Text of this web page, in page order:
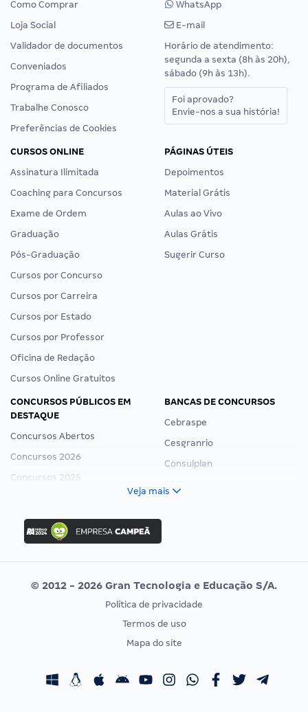
Como Comprar
Loja Social
Validador de documentos
Conveniados
Programa de Afiliados
Trabalhe Conosco
Preferências de Cookies
WhatsApp
E-mail
Horário de atendimento:
segunda a sexta (8h às 20h),
sábado (9h às 13h).
Foi aprovado?
Envie-nos a sua história!
CURSOS ONLINE
Assinatura Ilimitada
Coaching para Concursos
Exame de Ordem
Graduação
Pós-Graduação
Cursos por Concurso
Cursos por Carreira
Cursos por Estado
Cursos por Professor
Oficina de Redação
Cursos Online Gratuitos
PÁGINAS ÚTEIS
Depoimentos
Material Grátis
Aulas ao Vivo
Aulas Grátis
Sugerir Curso
CONCURSOS PÚBLICOS EM
DESTAQUE
Concursos Abertos
Concursos 2026
Concursos 2025
Concurso Ibama
Concurso MPU
Editais publicados
BANCAS DE CONCURSOS
Cebraspe
Cesgranrio
Consulplan
Vunesp
CONCURSOS POR PROFISSÃO
Concursos Fiscais
EXAME DE ORDEM
Calendário OAB
Veja mais
© 2012 - 2026 Gran Tecnologia e Educação S/A.
Política de privacidade
Termos de uso
Mapa do site